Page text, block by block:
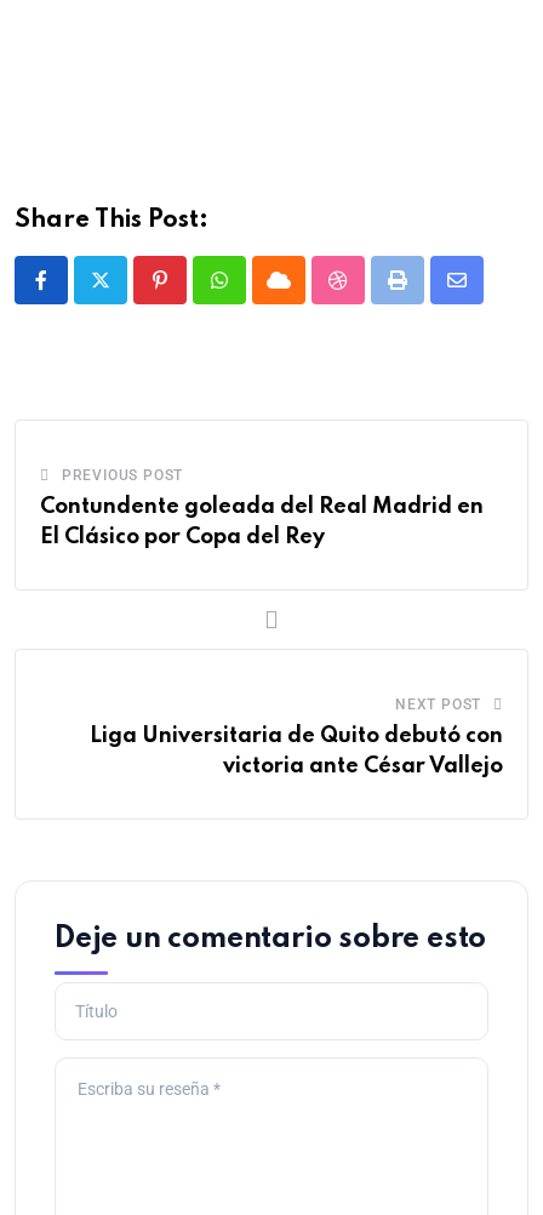
Share This Post:
PREVIOUS POST
Contundente goleada del Real Madrid en
El Clásico por Copa del Rey
NEXT POST
Liga Universitaria de Quito debutó con
victoria ante César Vallejo
Deje un comentario sobre esto